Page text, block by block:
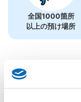
全国1000箇所
以上の預け場所